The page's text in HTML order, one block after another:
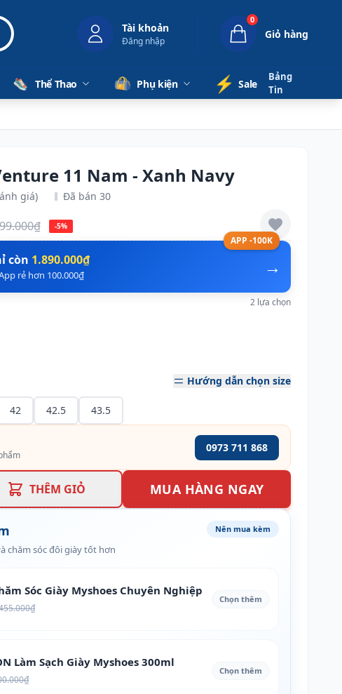
Tài khoản
Đăng nhập
0
Giỏ hàng
Thể Thao Phụ kiện ⚡️ Sale
Bảng
Tin
11 Nam - Xanh Navy
giá) Đã bán 30
-5%
APP -100K
→
còn 1.890.000₫
rẻ hơn 100.000₫
2 lựa chọn
Hướng dẫn chọn size
42 42.5 43.5
0973 711 868
THÊM GIỎ MUA HÀNG NGAY
chăm sóc đôi giày tốt hơn
Nên mua kèm
Sóc Giày Myshoes Chuyên Nghiệp
Chọn thêm
Làm Sạch Giày Myshoes 300ml
Chọn thêm